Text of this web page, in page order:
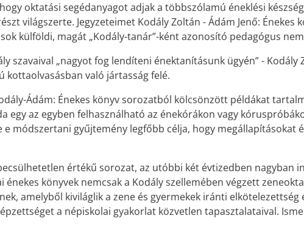
oktatási segédanyagot adjak a többszólamú éneklési
világszerte. Jegyzeteimet Kodály Zoltán - Ádám Jenő:
külföldi, magát „Kodály-tanár”-ként azonosító pedagógus
szavaival „nagyot fog lendíteni énektanításunk ügyén” -
kottaolvasásban való jártasság felé.
Ádám: Énekes könyv sorozatból kölcsönzött példákat
egy az egyben felhasználható az énekórákon vagy
módszertani gyűjtemény legfőbb célja, hogy megállapításokat
értékű sorozat, az utóbbi két évtizedben
énekes könyvek nemcsak a Kodály szellemében végzett
amelyből kiviláglik a zene és gyermekek iránti elkötelezettség
a népiskolai gyakorlat közvetlen tapasztalataival.